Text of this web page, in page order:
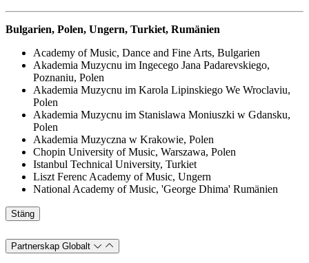
Bulgarien, Polen, Ungern, Turkiet, Rumänien
Academy of Music, Dance and Fine Arts, Bulgarien
Akademia Muzycnu im Ingecego Jana Padarevskiego,
Poznaniu, Polen
Akademia Muzycnu im Karola Lipinskiego We Wroclaviu,
Polen
Akademia Muzycnu im Stanislawa Moniuszki w Gdansku,
Polen
Akademia Muzyczna w Krakowie, Polen
Chopin University of Music, Warszawa, Polen
Istanbul Technical University, Turkiet
Liszt Ferenc Academy of Music, Ungern
National Academy of Music, 'George Dhima' Rumänien
Stäng
Partnerskap Globalt